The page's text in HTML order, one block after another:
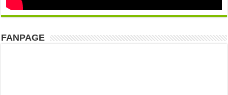
FANPAGE